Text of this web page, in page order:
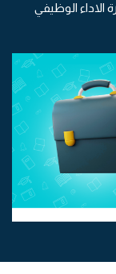
الاداء الوظيفي